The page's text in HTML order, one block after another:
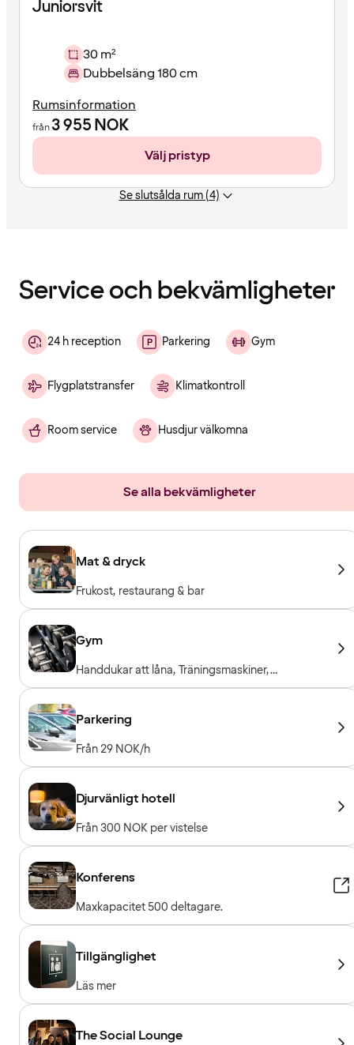
Juniorsvit
30 m²
Dubbelsäng 180 cm
Rumsinformation
från3 955NOK
Välj pristyp
Se slutsålda rum (4)
Service och bekvämligheter
24 h reception Parkering Gym
Flygplatstransfer Klimatkontroll
Room service Husdjur välkomna
Se alla bekvämligheter
Mat & dryck
Frukost, restaurang & bar
Gym
Handdukar att låna, Träningsmaskiner,
Konditionsmaskiner, Fria vikter, Entré ingår för
Parkering
Från 29 NOK/h
Djurvänligt hotell
Från 300 NOK per vistelse
Konferens
Maxkapacitet 500 deltagare.
Tillgänglighet
Läs mer
The Social Lounge